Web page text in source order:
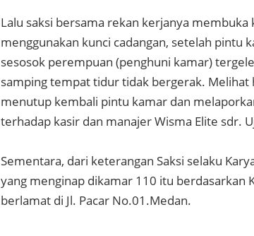
Lalu saksi bersama rekan kerjanya membuka
menggunakan kunci cadangan, setelah pintu
sesosok perempuan (penghuni kamar)
samping tempat tidur tidak bergerak. Melihat
menutup kembali pintu kamar dan
terhadap kasir dan manajer Wisma Elite sdr.
Sementara, dari keterangan Saksi selaku
yang menginap dikamar 110 itu berdasarkan
berlamat di Jl. Pacar No.01.Medan.